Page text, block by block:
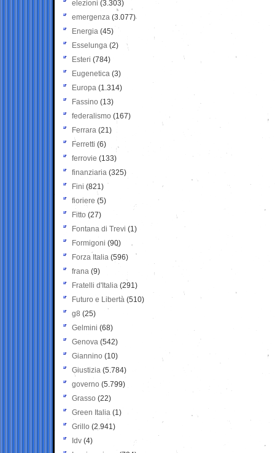
elezioni (3.303)
emergenza (3.077)
Energia (45)
Esselunga (2)
Esteri (784)
Eugenetica (3)
Europa (1.314)
Fassino (13)
federalismo (167)
Ferrara (21)
Ferretti (6)
ferrovie (133)
finanziaria (325)
Fini (821)
fioriere (5)
Fitto (27)
Fontana di Trevi (1)
Formigoni (90)
Forza Italia (596)
frana (9)
Fratelli d'Italia (291)
Futuro e Libertà (510)
g8 (25)
Gelmini (68)
Genova (542)
Giannino (10)
Giustizia (5.784)
governo (5.799)
Grasso (22)
Green Italia (1)
Grillo (2.941)
Idv (4)